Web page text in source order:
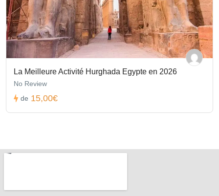
La Meilleure Activité Hurghada Egypte en 2026
No Review
de 15,00€